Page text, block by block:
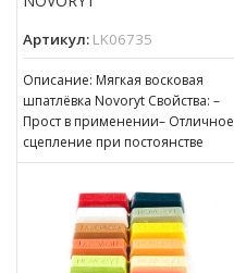
Артикул: LK06735
Описание: Мягкая восковая
шпатлёвка Novoryt Свойства: –
Прост в применении– Отличное
сцепление при постоянстве
консистенции– Готов к